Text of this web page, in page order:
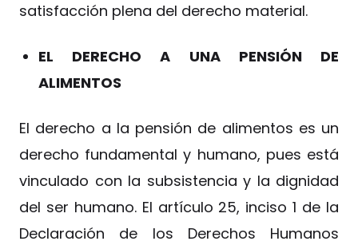
satisfacción plena del derecho material.
EL DERECHO A UNA PENSIÓN DE
ALIMENTOS
El derecho a la pensión de alimentos es un
derecho fundamental y humano, pues está
vinculado con la subsistencia y la dignidad
del ser humano. El artículo 25, inciso 1 de la
Declaración de los Derechos Humanos